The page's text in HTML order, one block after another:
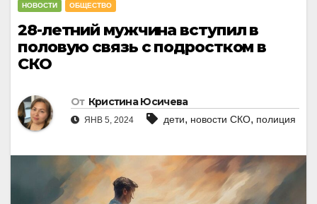
НОВОСТИ ОБЩЕСТВО
28-летний мужчина вступил в
половую связь с подростком в
СКО
От Кристина Юсичева
ЯНВ 5, 2024 дети, новости СКО, полиция